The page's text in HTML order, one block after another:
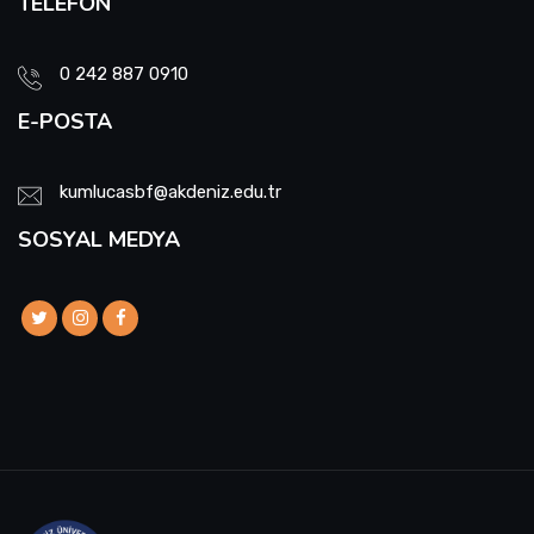
0 242 887 0910
E-POSTA
kumlucasbf@akdeniz.edu.tr
SOSYAL MEDYA
Sosyal Komite Komisyonu
Stratejik Planlama Komisyonu